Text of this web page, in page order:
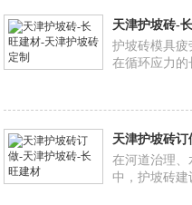
天津护坡砖-
护坡砖模具疲
在循环应力的
天津护坡砖
在河道治理
中，护坡砖